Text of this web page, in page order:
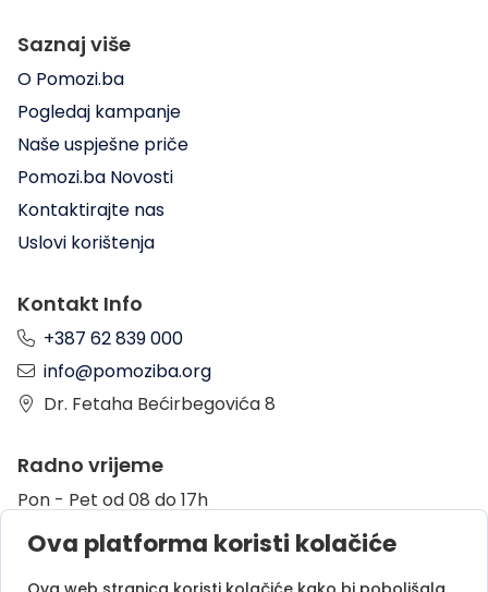
Saznaj više
O Pomozi.ba
Pogledaj kampanje
Naše uspješne priče
Pomozi.ba Novosti
Kontaktirajte nas
Uslovi korištenja
Kontakt Info
+387 62 839 000
info@pomoziba.org
Dr. Fetaha Bećirbegovića 8
Radno vrijeme
Pon - Pet od 08 do 17h
Sub od 10 do 17h
Nedjelja - neradni dan
Ova platforma koristi kolačiće